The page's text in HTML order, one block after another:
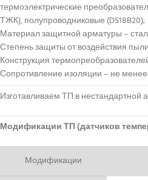
термоэлектрические
ТЖК), полупроводниковые (DS18B20);
Материал защитной арматуры –
Степень защиты от воздействия
Конструкция
Сопротивление изоляции – не
Изготавливаем ТП в нестандартной
Модификации ТП(датчиков
Модификации